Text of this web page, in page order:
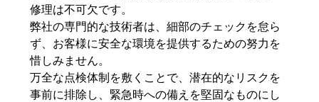
修理は不可欠です。
弊社の専門的な技術者は、細部のチェックを怠ら
ず、お客様に安全な環境を提供するための努力を
惜しみません。
万全な点検体制を敷くことで、潜在的なリスクを
事前に排除し、緊急時への備えを堅固なものにし